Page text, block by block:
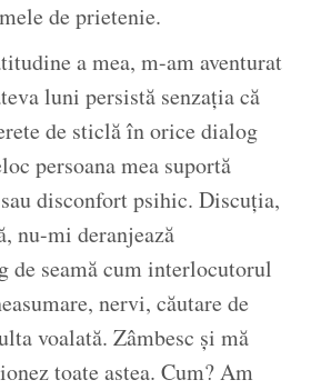
de prietenie.
a mea, m-am aventurat
luni persistă senzația că
de sticlă în orice dialog
persoana mea suportă
disconfort psihic. Discuția,
nu-mi deranjează
de seamă cum interlocutorul
nervi, căutare de
voalată. Zâmbesc și mă
toate astea. Cum? Am